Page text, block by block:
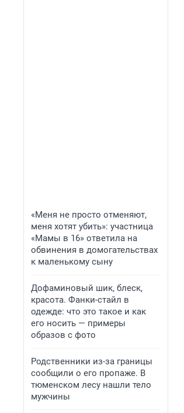
«Меня не просто отменяют,
меня хотят убить»: участница
«Мамы в 16» ответила на
обвинения в домогательствах
к маленькому сыну
Дофаминовый шик, блеск,
красота. Фанки-стайл в
одежде: что это такое и как
его носить — примеры
образов с фото
Родственники из-за границы
сообщили о его пропаже. В
тюменском лесу нашли тело
мужчины